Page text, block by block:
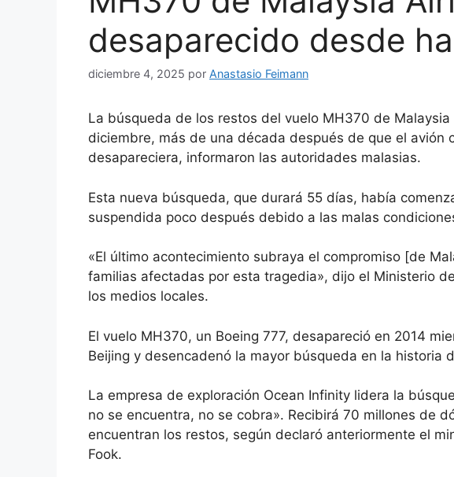
desaparecido desde
diciembre 4, 2025 por Anastasio Feimann
La búsqueda de los restos del vuelo MH370 de
diciembre, más de una década después de que el avión
desapareciera, informaron las autoridades malasias.
Esta nueva búsqueda, que durará 55 días, había
suspendida poco después debido a las malas
«El último acontecimiento subraya el compromiso [de
familias afectadas por esta tragedia», dijo el Ministerio
los medios locales.
El vuelo MH370, un Boeing 777, desapareció en 2014
Beijing y desencadenó la mayor búsqueda en la historia
La empresa de exploración Ocean Infinity lidera la
no se encuentra, no se cobra». Recibirá 70 millones de
encuentran los restos, según declaró anteriormente el
Fook.